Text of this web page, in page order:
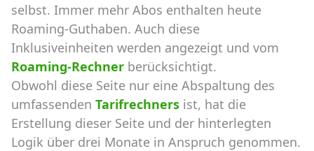
selbst. Immer mehr Abos enthalten heute
Roaming-Guthaben. Auch diese
Inklusiveinheiten werden angezeigt und vom
Roaming-Rechner berücksichtigt.
Obwohl diese Seite nur eine Abspaltung des
umfassenden Tarifrechners ist, hat die
Erstellung dieser Seite und der hinterlegten
Logik über drei Monate in Anspruch genommen.